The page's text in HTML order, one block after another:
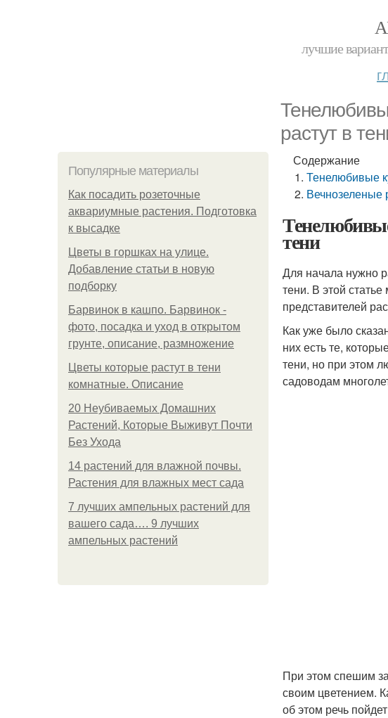
лучшие
растут в
Популярные материалы
Как посадить розеточные
аквариумные растения. Подготовка
к высадке
Цветы в горшках на улице.
Добавление статьи в новую
подборку
Барвинок в кашпо. Барвинок -
фото, посадка и уход в открытом
грунте, описание, размножение
Цветы которые растут в тени
комнатные. Описание
20 Неубиваемых Домашних
Растений, Которые Выживут Почти
Без Ухода
14 растений для влажной почвы.
Растения для влажных мест сада
7 лучших ампельных растений для
вашего сада…. 9 лучших
ампельных растений
Содержание
Тенелюбивые
Вечнозеленые
тени
Для начала нужно
тени. В этой
представителей
Как уже было
них есть те,
тени, но при этом
садоводам
При этом спешим
своим цветением.
об этом речь